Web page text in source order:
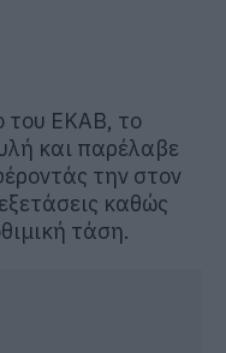
του ΕΚΑΒ, το
και παρέλαβε
την στον
καθώς
τάση.